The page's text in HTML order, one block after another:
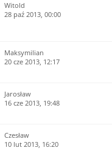
Witold
28 paź 2013, 00:00
Maksymilian
20 cze 2013, 12:17
Jarosław
16 cze 2013, 19:48
Czesław
10 lut 2013, 16:20